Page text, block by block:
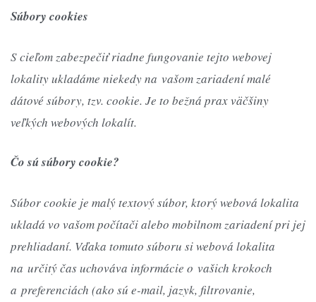
Súbory cookies
S cieľom zabezpečiť riadne fungovanie tejto webovej
lokality ukladáme niekedy na vašom zariadení malé
dátové súbory, tzv. cookie. Je to bežná prax väčšiny
veľkých webových lokalít.
Čo sú súbory cookie?
Súbor cookie je malý textový súbor, ktorý webová lokalita
ukladá vo vašom počítači alebo mobilnom zariadení pri jej
prehliadaní. Vďaka tomuto súboru si webová lokalita
na určitý čas uchováva informácie o vašich krokoch
a preferenciách (ako sú e-mail, jazyk, filtrovanie,